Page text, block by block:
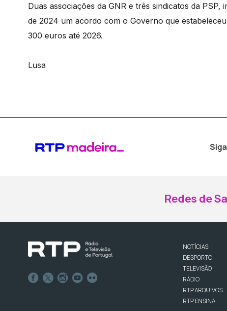
Duas associações da GNR e três sindicatos da
de 2024 um acordo com o Governo que
300 euros até 2026.
Lusa
Redes de
NOTÍCIAS
DESPORTO
TELEVISÃO
RÁDIO
RTP ARQUIVOS
RTP ENSINA